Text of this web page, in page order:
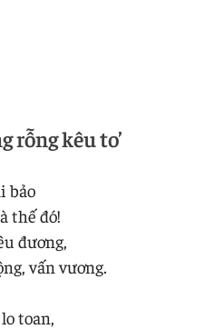
rỗng kêu to’
bảo
thế đó!
đương,
vấn vương.
toan,